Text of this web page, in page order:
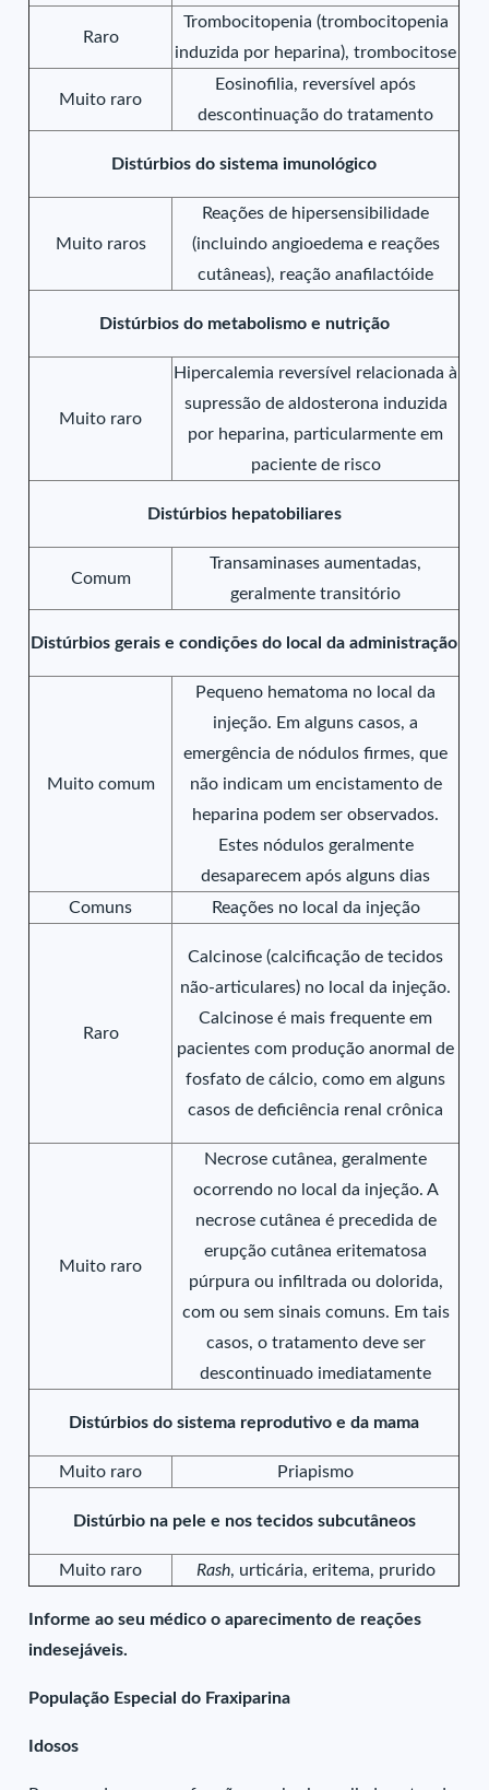
Raro
Trombocitopenia (trombocitopenia
induzida por heparina), trombocitose
Muito raro
Eosinofilia, reversível após
descontinuação do tratamento
Distúrbios do sistema imunológico
Muito raros
Reações de hipersensibilidade
(incluindo angioedema e reações
cutâneas), reação anafilactóide
Distúrbios do metabolismo e nutrição
Muito raro
Hipercalemia reversível relacionada à
supressão de aldosterona induzida
por heparina, particularmente em
paciente de risco
Distúrbios hepatobiliares
Comum
Transaminases aumentadas,
geralmente transitório
Distúrbios gerais e condições do local da administração
Muito comum
Pequeno hematoma no local da
injeção. Em alguns casos, a
emergência de nódulos firmes, que
não indicam um encistamento de
heparina podem ser observados.
Estes nódulos geralmente
desaparecem após alguns dias
Comuns
Reações no local da injeção
Raro
Calcinose (calcificação de tecidos
não-articulares) no local da injeção.
Calcinose é mais frequente em
pacientes com produção anormal de
fosfato de cálcio, como em alguns
casos de deficiência renal crônica
Muito raro
Necrose cutânea, geralmente
ocorrendo no local da injeção. A
necrose cutânea é precedida de
erupção cutânea eritematosa
púrpura ou infiltrada ou dolorida,
com ou sem sinais comuns. Em tais
casos, o tratamento deve ser
descontinuado imediatamente
Distúrbios do sistema reprodutivo e da mama
Muito raro Priapismo
Distúrbio na pele e nos tecidos subcutâneos
Muito raro Rash, urticária, eritema, prurido
Informe ao seu médico o aparecimento de reações
indesejáveis.
População Especial do Fraxiparina
Idosos